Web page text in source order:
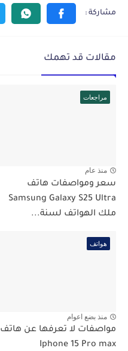
مقالات قد تهمك
مراجعات
منذ عام
سعر ومواصفات هاتف
Samsung Galaxy S25 Ultra
ملك الهواتف لسنة...
هواتف
منذ بضع اعوام
مواصفات لا تعرفها عن هاتف
Iphone 15 Pro max